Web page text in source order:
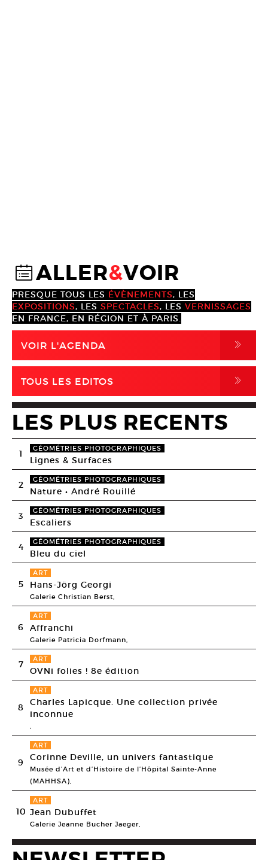
@ALLER&VOIR
PRESQUE TOUS LES ÉVÈNEMENTS, LES
EXPOSITIONS, LES SPECTACLES, LES VERNISSAGES
EN FRANCE, EN RÉGION ET À PARIS.
VOIR L'AGENDA ,
TOUS LES EDITOS ,
LES PLUS RECENTS
1 GÉOMÉTRIES PHOTOGRAPHIQUES
Lignes & Surfaces
2 GÉOMÉTRIES PHOTOGRAPHIQUES
Nature • André Rouillé
3 GÉOMÉTRIES PHOTOGRAPHIQUES
Escaliers
4 GÉOMÉTRIES PHOTOGRAPHIQUES
Bleu du ciel
5
ART
Hans-Jörg Georgi
Galerie Christian Berst,
6
ART
Affranchi
Galerie Patricia Dorfmann,
7 ART
OVNi folies ! 8e édition
8
ART
Charles Lapicque. Une collection privée
inconnue
,
9
ART
Corinne Deville, un univers fantastique
Musée d’Art et d’Histoire de l’Hôpital Sainte-Anne
(MAHHSA),
10
ART
Jean Dubuffet
Galerie Jeanne Bucher Jaeger,